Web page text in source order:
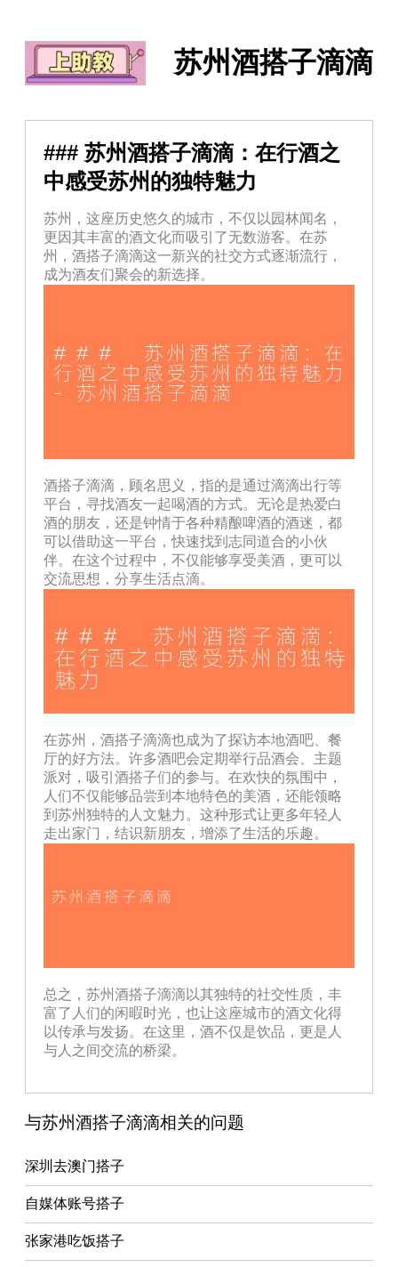
苏州酒搭子滴滴
### 苏州酒搭子滴滴：在行酒之
中感受苏州的独特魅力
苏州，这座历史悠久的城市，不仅以园林闻名，
更因其丰富的酒文化而吸引了无数游客。在苏
州，酒搭子滴滴这一新兴的社交方式逐渐流行，
成为酒友们聚会的新选择。
酒搭子滴滴，顾名思义，指的是通过滴滴出行等
平台，寻找酒友一起喝酒的方式。无论是热爱白
酒的朋友，还是钟情于各种精酿啤酒的酒迷，都
可以借助这一平台，快速找到志同道合的小伙
伴。在这个过程中，不仅能够享受美酒，更可以
交流思想，分享生活点滴。
在苏州，酒搭子滴滴也成为了探访本地酒吧、餐
厅的好方法。许多酒吧会定期举行品酒会、主题
派对，吸引酒搭子们的参与。在欢快的氛围中，
人们不仅能够品尝到本地特色的美酒，还能领略
到苏州独特的人文魅力。这种形式让更多年轻人
走出家门，结识新朋友，增添了生活的乐趣。
总之，苏州酒搭子滴滴以其独特的社交性质，丰
富了人们的闲暇时光，也让这座城市的酒文化得
以传承与发扬。在这里，酒不仅是饮品，更是人
与人之间交流的桥梁。
与苏州酒搭子滴滴相关的问题
深圳去澳门搭子
自媒体账号搭子
张家港吃饭搭子